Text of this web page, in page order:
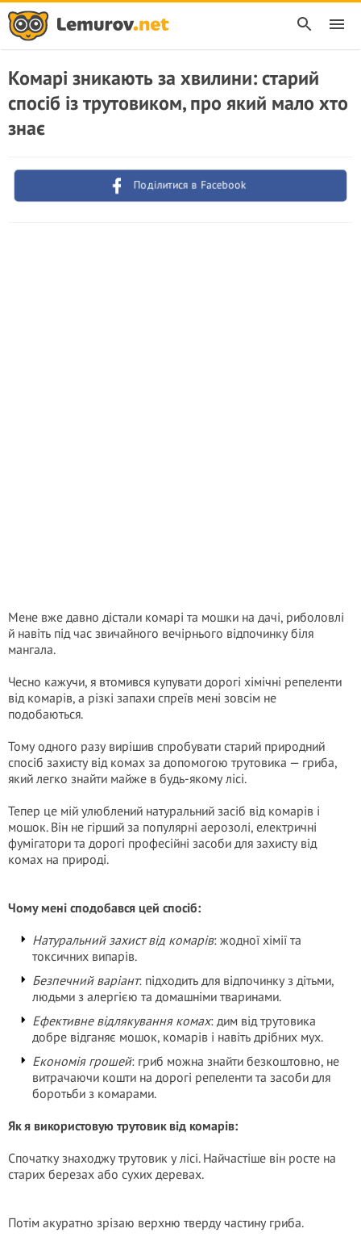
Комарі зникають за хвилини: старий
спосіб із трутовиком, про який мало хто
знає
Поділитися в Facebook
Мене вже давно дістали комарі та мошки на дачі, риболовлі
й навіть під час звичайного вечірнього відпочинку біля
мангала.
Чесно кажучи, я втомився купувати дорогі хімічні репеленти
від комарів, а різкі запахи спреїв мені зовсім не
подобаються.
Тому одного разу вирішив спробувати старий природний
спосіб захисту від комах за допомогою трутовика — гриба,
який легко знайти майже в будь-якому лісі.
Тепер це мій улюблений натуральний засіб від комарів і
мошок. Він не гірший за популярні аерозолі, електричні
фумігатори та дорогі професійні засоби для захисту від
комах на природі.
Чому мені сподобався цей спосіб:
Натуральний захист від комарів: жодної хімії та
токсичних випарів.
Безпечний варіант: підходить для відпочинку з дітьми,
людьми з алергією та домашніми тваринами.
Ефективне відлякування комах: дим від трутовика
добре відганяє мошок, комарів і навіть дрібних мух.
Економія грошей: гриб можна знайти безкоштовно, не
витрачаючи кошти на дорогі репеленти та засоби для
боротьби з комарами.
Як я використовую трутовик від комарів:
Спочатку знаходжу трутовик у лісі. Найчастіше він росте на
старих березах або сухих деревах.
Потім акуратно зрізаю верхню тверду частину гриба.